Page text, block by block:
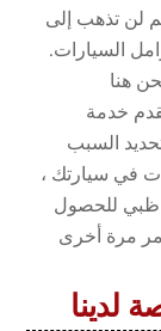
لن تذهب إلى
السيارات.
هنا
خدمة
السبب
في سيارتك ،
ظبي للحصول
مرة أخرى
لدينا